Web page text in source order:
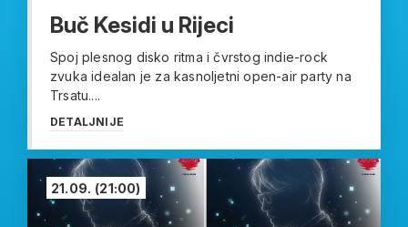
Buč Kesidi u Rijeci
Spoj plesnog disko ritma i čvrstog indie-rock
zvuka idealan je za kasnoljetni open-air party na
Trsatu....
DETALJNIJE
21.09. (21:00)